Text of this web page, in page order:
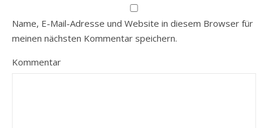
Name, E-Mail-Adresse und Website in diesem Browser für
meinen nächsten Kommentar speichern.
Kommentar